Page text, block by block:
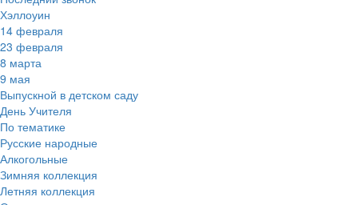
Хэллоуин
14 февраля
23 февраля
8 марта
9 мая
Выпускной в детском саду
День Учителя
По тематике
Русские народные
Алкогольные
Зимняя коллекция
Летняя коллекция